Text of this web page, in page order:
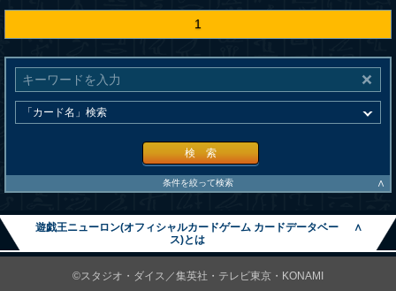
1
検 索
条件を絞って検索 ∧
遊戯王ニューロン(オフィシャルカードゲーム カードデータベー
ス)とは
∧
©スタジオ・ダイス／集英社・テレビ東京・KONAMI